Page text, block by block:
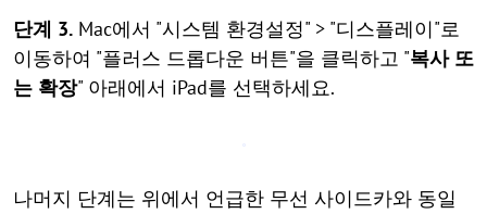
단계 3. Mac에서 "시스템 환경설정" > "디스플레이"로
이동하여 "플러스 드롭다운 버튼"을 클릭하고 "복사 또
는 확장" 아래에서 iPad를 선택하세요.
나머지 단계는 위에서 언급한 무선 사이드카와 동일